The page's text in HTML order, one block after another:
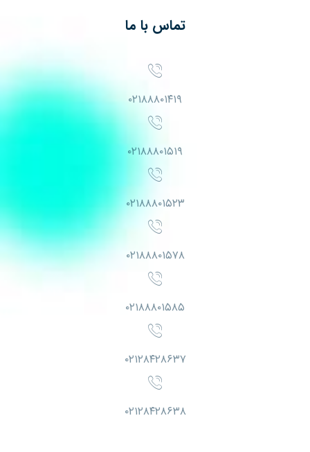
تماس با ما
۰۲۱۸۸۸۰۱۴۱۹
۰۲۱۸۸۸۰۱۵۱۹
۰۲۱۸۸۸۰۱۵۲۳
۰۲۱۸۸۸۰۱۵۷۸
۰۲۱۸۸۸۰۱۵۸۵
۰۲۱۲۸۴۲۸۶۳۷
۰۲۱۲۸۴۲۸۶۳۸